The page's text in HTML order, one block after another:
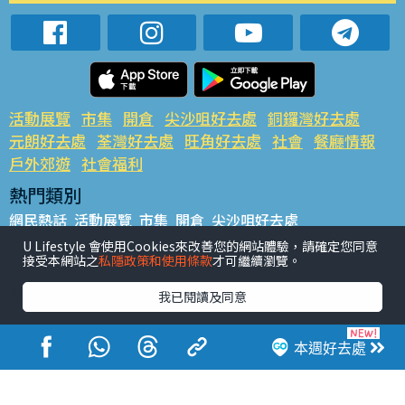
本週好去處
活動展覽 市集 開倉 尖沙咀好去處 銅鑼灣好去處
元朗好去處 荃灣好去處 旺角好去處 社會 餐廳情報
戶外郊遊 社會福利
熱門類別
網民熱話 活動展覽 市集 開倉 尖沙咀好去處
銅鑼灣好去處 元朗好去處 荃灣好去處 旺角好去處 社會
餐廳情報 戶外郊遊
熱門標籤
#UGO搵好去處 #人氣活動推介 #美食社群熱話
#親子玩樂好去處
#ULifestyle應用程式
#限時搶
#UJetso禮物放送
#ULifestyle商戶中心 #著數 #網絡熱話
U Lifestyle 會使用Cookies來改善您的網站體驗，請確定您同意
接受本網站之私隱政策和使用條款才可繼續瀏覽。
我已閱讀及同意